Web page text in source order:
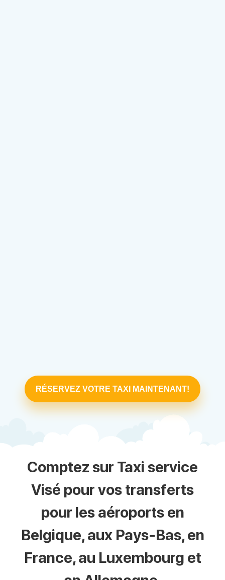
RÉSERVEZ VOTRE TAXI MAINTENANT!
Comptez sur Taxi service
Visé pour vos transferts
pour les aéroports en
Belgique, aux Pays-Bas, en
France, au Luxembourg et